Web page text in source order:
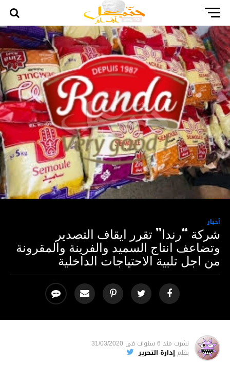
أخبار
شركة “رندا” تقرر ايقاف التصدير
وتضاعف انتاج السميد والفرينة والمقرونة
من اجل تلبية الاحتياجات الداخلية
نشرت منذ 6 سنوات فى 31/03/2020
بقلم إدارة التحرير